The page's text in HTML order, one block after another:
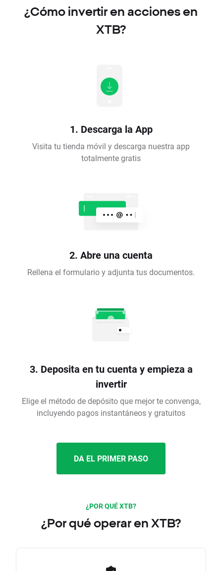
¿Cómo invertir en acciones en
XTB?
1. Descarga la App
Visita tu tienda móvil y descarga nuestra app
totalmente gratis
2. Abre una cuenta
Rellena el formulario y adjunta tus documentos.
3. Deposita en tu cuenta y empieza a
invertir
Elige el método de depósito que mejor te convenga,
incluyendo pagos instantáneos y gratuitos
DA EL PRIMER PASO
¿POR QUÉ XTB?
¿Por qué operar en XTB?